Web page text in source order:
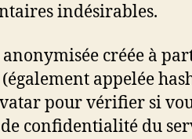
indésirables.
créée à
appelée
pour vérifier si
de confidentialité du